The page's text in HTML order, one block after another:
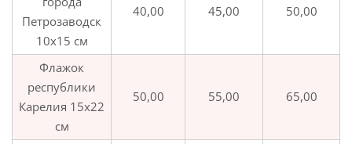
Петрозаводск
10х15 см
40,00 45,00 50,00
Флажок
республики
Карелия 15х22
см
50,00 55,00 65,00